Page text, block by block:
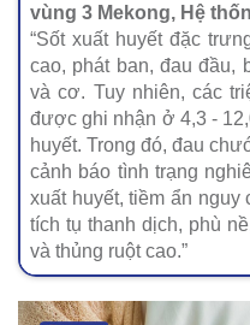
vùng 3 Mekong, Hệ
“Sốt xuất huyết đặc
cao, phát ban, đau đầu,
và cơ. Tuy nhiên, các
được ghi nhận ở 4,3 -
huyết. Trong đó, đau
cảnh báo tình trạng
xuất huyết, tiềm ẩn
tích tụ thanh dịch, phù
và thủng ruột cao.”